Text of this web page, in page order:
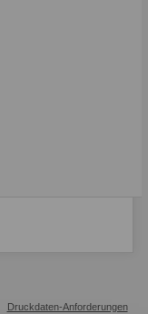
Druckdaten-Anforderungen